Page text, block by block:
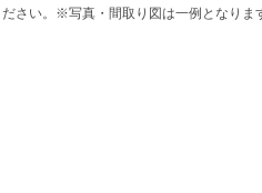
さい。※写真・間取り図は一例となりま